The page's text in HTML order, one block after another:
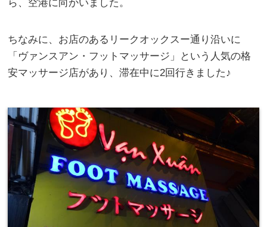
ら、空港に向かいました。
ちなみに、お店のあるリークオックスー通り沿いに
「ヴァンスアン・フットマッサージ」という人気の格
安マッサージ店があり、滞在中に2回行きました♪